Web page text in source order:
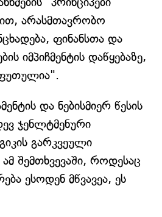
არასმთავრობო
ფინანსთა და
იმპიჩმენტის დაწყებაზე,
და ნებისმიერ წესის
ჯენლტმენური
გარკვეული
ამ შემთხვევაში, როდესაც
ესოდენ მწვავეა, ეს